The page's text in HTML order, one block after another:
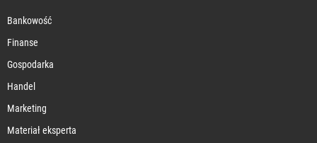
Bankowość
Finanse
Gospodarka
Handel
Marketing
Materiał eksperta